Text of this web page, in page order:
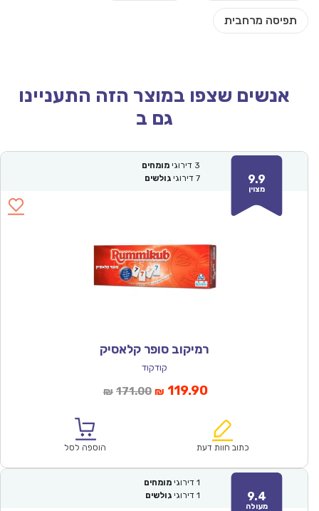
אנשים שצפו במוצר הזה התעניינו
גם ב
9.9
מצוין
3 דירוגי מומחים
7 דירוגי גולשים
רמיקוב סופר קלאסיק
קודקוד
₪ 171.00המחיר
₪171.00.
₪ 119.90המחיר
הוא:
כתוב חוות דעת הוספה לסל
9.4
מעולה
1 דירוגי מומחים
1 דירוגי גולשים